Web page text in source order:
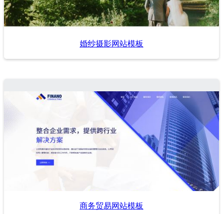
婚纱摄影网站模板
商务贸易网站模板